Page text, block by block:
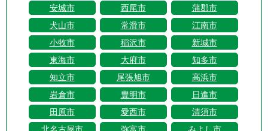
安城市
西尾市
蒲郡市
犬山市
常滑市
江南市
小牧市
稲沢市
新城市
東海市
大府市
知多市
知立市
尾張旭市
高浜市
岩倉市
豊明市
日進市
田原市
愛西市
清須市